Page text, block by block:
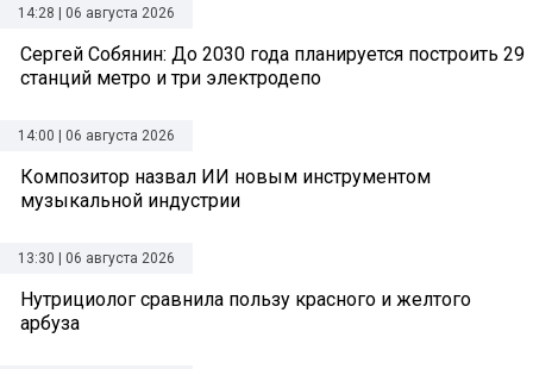
14:28 | 06 августа 2026
Сергей Собянин: До 2030 года планируется построить 29
станций метро и три электродепо
14:00 | 06 августа 2026
Композитор назвал ИИ новым инструментом
музыкальной индустрии
13:30 | 06 августа 2026
Нутрициолог сравнила пользу красного и желтого
арбуза